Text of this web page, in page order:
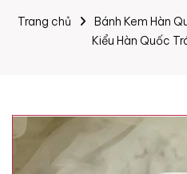
Trang chủ Bánh Kem Hàn
Kiểu Hàn Quốc